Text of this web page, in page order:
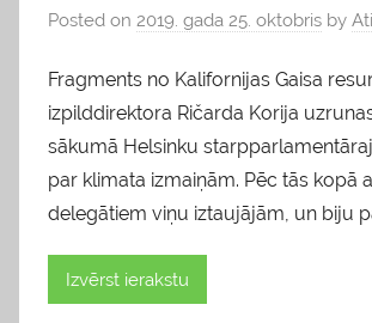
Posted on 2019. gada 25. oktobris by
Fragments no Kalifornijas Gaisa
izpilddirektora Ričarda Korija
sākumā Helsinku
par klimata izmaiņām. Pēc tās kopā
delegātiem viņu iztaujājām, un biju
Izvērst ierakstu